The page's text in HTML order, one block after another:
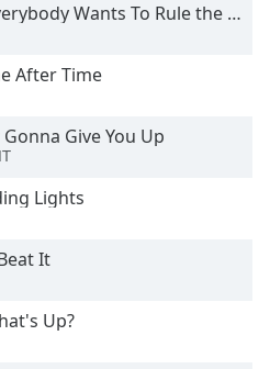
Wants To Rule the World
After Time
Give You Up
Lights
It
Up?